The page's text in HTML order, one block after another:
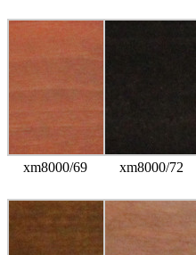
xm8000/69 xm8000/72